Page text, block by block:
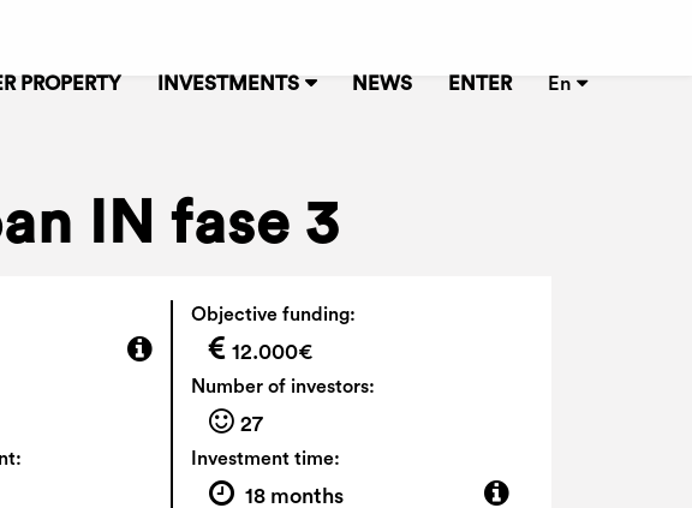
PROPERTY INVESTMENTS NEWS ENTER En
IN fase 3
Objective funding:
12.000€
Number of investors:
27
Investment time:
18 months